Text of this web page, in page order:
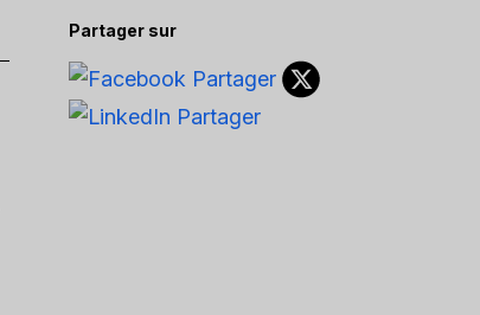
Partager sur